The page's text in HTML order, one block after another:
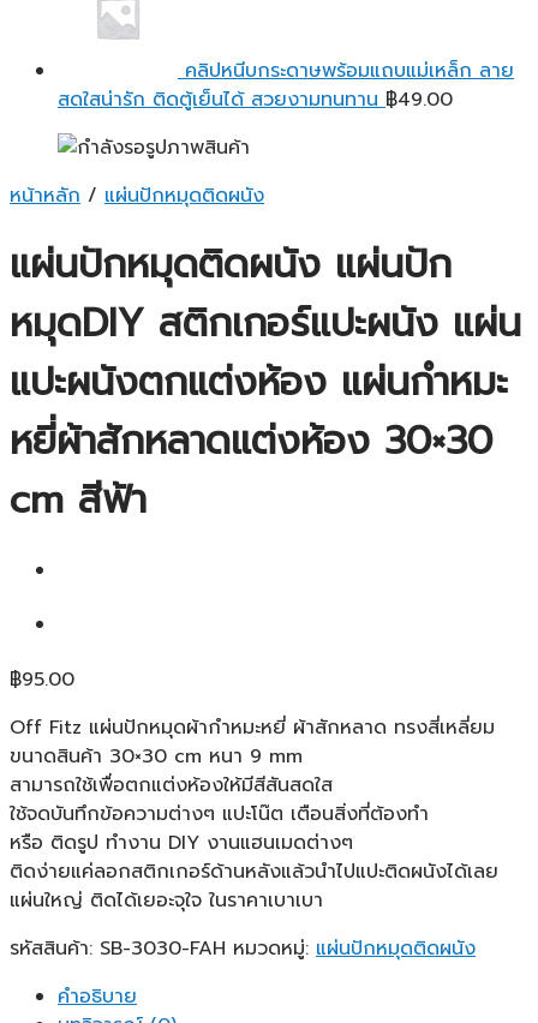
คลิปหนีบกระดาษพร้อมแถบแม่เหล็ก ลาย
สดใสน่ารัก ติดตู้เย็นได้ สวยงามทนทาน ฿49.00
หน้าหลัก / แผ่นปักหมุดติดผนัง
แผ่นปักหมุดติดผนัง แผ่นปัก
หมุดDIY สติกเกอร์แปะผนัง แผ่น
แปะผนังตกแต่งห้อง แผ่นกำหมะ
หยี่ผ้าสักหลาดแต่งห้อง 30×30
cm สีฟ้า
฿95.00
Off Fitz แผ่นปักหมุดผ้ากำหมะหยี่ ผ้าสักหลาด ทรงสี่เหลี่ยม
ขนาดสินค้า 30×30 cm หนา 9 mm
สามารถใช้เพื่อตกแต่งห้องให้มีสีสันสดใส
ใช้จดบันทึกข้อความต่างๆ แปะโน๊ต เตือนสิ่งที่ต้องทำ
หรือ ติดรูป ทำงาน DIY งานแฮนเมดต่างๆ
ติดง่ายแค่ลอกสติกเกอร์ด้านหลังแล้วนำไปแปะติดผนังได้เลย
แผ่นใหญ่ ติดได้เยอะจุใจ ในราคาเบาเบา
รหัสสินค้า: SB-3030-FAH หมวดหมู่: แผ่นปักหมุดติดผนัง
คำอธิบาย